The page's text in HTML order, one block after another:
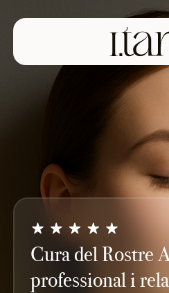
Cura del Rostre
professional i